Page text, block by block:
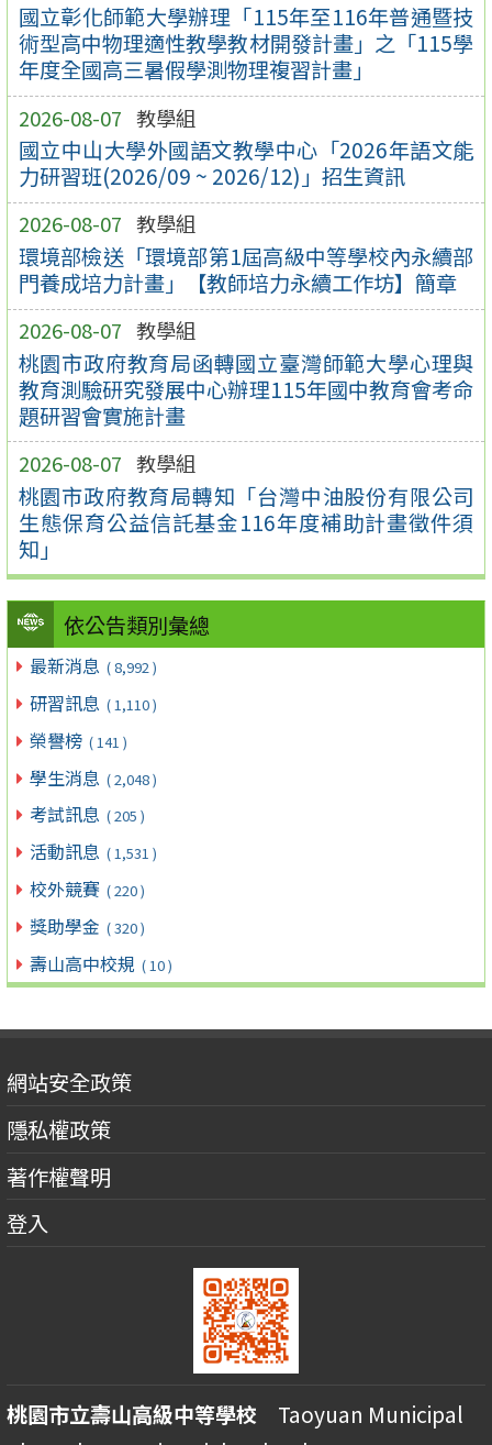
國立彰化師範大學辦理「115年至116年普通暨技
術型高中物理適性教學教材開發計畫」之「115學
年度全國高三暑假學測物理複習計畫」
2026-08-07 教學組
國立中山大學外國語文教學中心「2026年語文能
力研習班(2026/09 ~ 2026/12)」招生資訊
2026-08-07 教學組
環境部檢送「環境部第1屆高級中等學校內永續部
門養成培力計畫」【教師培力永續工作坊】簡章
2026-08-07 教學組
桃園市政府教育局函轉國立臺灣師範大學心理與
教育測驗研究發展中心辦理115年國中教育會考命
題研習會實施計畫
2026-08-07 教學組
桃園市政府教育局轉知「台灣中油股份有限公司
生態保育公益信託基金116年度補助計畫徵件須
知」
依公告類別彙總
最新消息 ( 8,992 )
研習訊息 ( 1,110 )
榮譽榜 ( 141 )
學生消息 ( 2,048 )
考試訊息 ( 205 )
活動訊息 ( 1,531 )
校外競賽 ( 220 )
獎助學金 ( 320 )
壽山高中校規 ( 10 )
網站安全政策
隱私權政策
著作權聲明
登入
桃園市立壽山高級中等學校 Taoyuan Municipal